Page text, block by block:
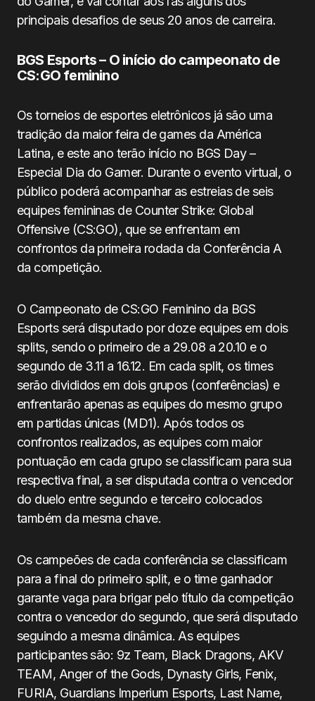
principais desafios de seus 20 anos de carreira.
BGS Esports – O início do campeonato de
CS:GO feminino
Os torneios de esportes eletrônicos já são uma
tradição da maior feira de games da América
Latina, e este ano terão início no BGS Day –
Especial Dia do Gamer. Durante o evento virtual, o
público poderá acompanhar as estreias de seis
equipes femininas de Counter Strike: Global
Offensive (CS:GO), que se enfrentam em
confrontos da primeira rodada da Conferência A
da competição.
O Campeonato de CS:GO Feminino da BGS
Esports será disputado por doze equipes em dois
splits, sendo o primeiro de a 29.08 a 20.10 e o
segundo de 3.11 a 16.12. Em cada split, os times
serão divididos em dois grupos (conferências) e
enfrentarão apenas as equipes do mesmo grupo
em partidas únicas (MD1). Após todos os
confrontos realizados, as equipes com maior
pontuação em cada grupo se classificam para sua
respectiva final, a ser disputada contra o vencedor
do duelo entre segundo e terceiro colocados
também da mesma chave.
Os campeões de cada conferência se classificam
para a final do primeiro split, e o time ganhador
garante vaga para brigar pelo título da competição
contra o vencedor do segundo, que será disputado
seguindo a mesma dinâmica. As equipes
participantes são: 9z Team, Black Dragons, AKV
TEAM, Anger of the Gods, Dynasty Girls, Fenix,
FURIA, Guardians Imperium Esports, Last Name,